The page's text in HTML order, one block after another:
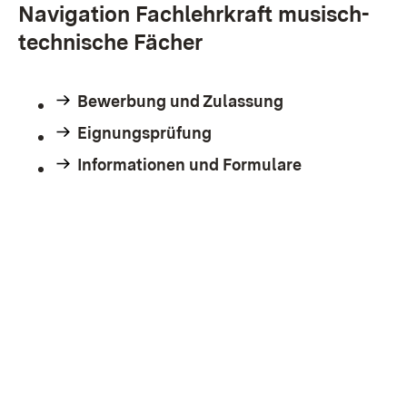
Navigation Fachlehrkraft musisch-
technische Fächer
Bewerbung und Zulassung
Eignungsprüfung
Informationen und Formulare